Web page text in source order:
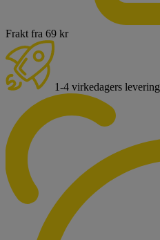
Frakt fra 69 kr
1-4 virkedagers levering